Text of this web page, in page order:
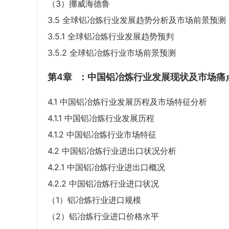
（3）挪威海德鲁
3.5 全球铝冶炼行业发展趋势分析及市场前景预测
3.5.1 全球铝冶炼行业发展趋势预判
3.5.2 全球铝冶炼行业市场前景预测
第4章 ：中国铝冶炼行业发展现状及市场痛
4.1 中国铝冶炼行业发展历程及市场特征分析
4.1.1 中国铝冶炼行业发展历程
4.1.2 中国铝冶炼行业市场特征
4.2 中国铝冶炼行业进出口状况分析
4.2.1 中国铝冶炼行业进出口概况
4.2.2 中国铝冶炼行业进口状况
（1）铝冶炼行业进口规模
（2）铝冶炼行业进口价格水平